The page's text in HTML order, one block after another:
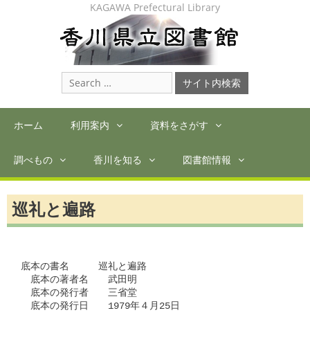
KAGAWA Prefectural Library
Search
for:
ホーム 利用案内 資料をさがす
調べもの 香川を知る 図書館情報
巡礼と遍路
底本の書名　　　巡礼と遍路
底本の著者名　　武田明
底本の発行者　　三省堂
底本の発行日　　1979年４月25日